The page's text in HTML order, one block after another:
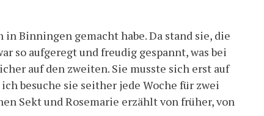
Binningen gemacht habe. Da stand sie, die
so aufgeregt und freudig gespannt, was bei
auf den zweiten. Sie musste sich erst auf
besuche sie seither jede Woche für zwei
Sekt und Rosemarie erzählt von früher, von